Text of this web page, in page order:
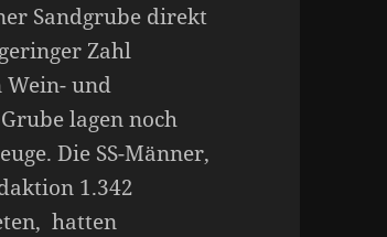
Sandgrube direkt
Zahl
Wein- und
lagen noch
Die SS-Männer,
1.342
hatten